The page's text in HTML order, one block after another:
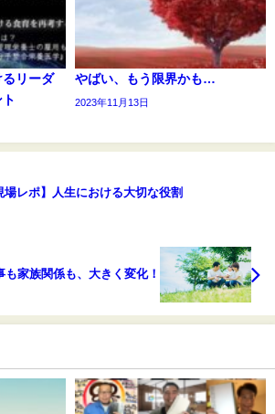
リーダ
やばい、もう限界かも…
2023年11月13日
場レポ】人生における大切な役割
も家族関係も、大きく変化！